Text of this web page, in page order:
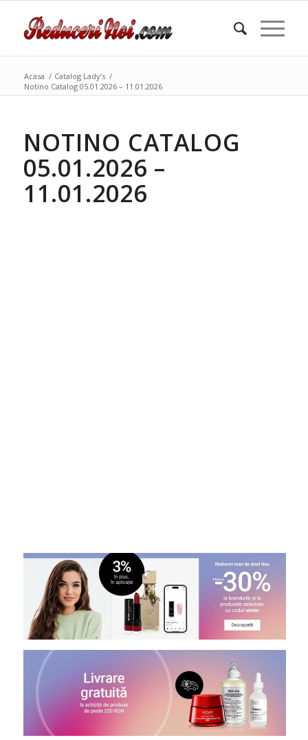
Acasa / Catalog Lady’s /
Notino Catalog 05.01.2026 – 11.01.2026
NOTINO CATALOG
05.01.2026 –
11.01.2026